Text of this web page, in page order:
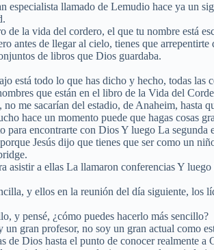
especialista llamado de Lemudio hace ya un
de la vida del cordero, el que tu nombre está
antes de llegar al cielo, tienes que
de libros que Dios guardaba.
está todo lo que has dicho y hecho, todas
que están en el libro de la Vida del
me sacarían del estadio, de Anaheim, hasta
hace un momento puede que hagas cosas
encontrarte con Dios Y luego La
Jesús dijo que tienes que ser como un
asistir a ellas La llamaron conferencias Y
y ellos en la reunión del día siguiente,
y pensé, ¿cómo puedes hacerlo más sencillo?
gran profesor, no soy un gran actual como
de Dios hasta el punto de conocer realmente